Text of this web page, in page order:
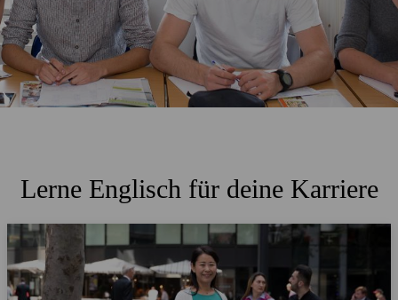
Lerne Englisch für deine Karriere